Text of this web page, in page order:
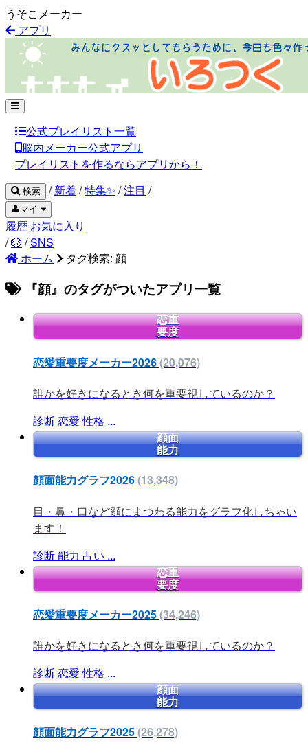
うそこメーカー
アプリ
公式プレイリスト一覧
脳内メーカー公式アプリ
プレイリストを作るならアプリから！
検索 / 新着/特集✨ /注目 /
👤マイ
履歴 お気に入り
/🎲 /SNS
ホーム
タグ検索: 顔
『顔』のタグがついたアプリ一覧
恋重
要度
恋愛重要度メーカー2026(20,076)
誰かを好きになるとき何を重要視しているのか？
診断恋愛 性格 ...
顔面
能力
顔面能力グラフ2026(13,348)
目・鼻・口など顔にまつわる能力をグラフ化しちゃい
ます！
診断能力 占い ...
恋重
要度
恋愛重要度メーカー2025(34,246)
誰かを好きになるとき何を重要視しているのか？
診断恋愛 性格 ...
顔面
能力
顔面能力グラフ2025(26,278)